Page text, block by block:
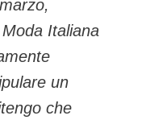
Italiana
un
che